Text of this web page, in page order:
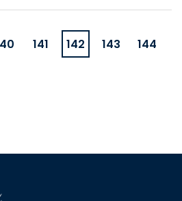
141 142 143
144